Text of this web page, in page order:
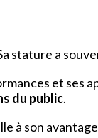
stature a
et ses
du public.
à son